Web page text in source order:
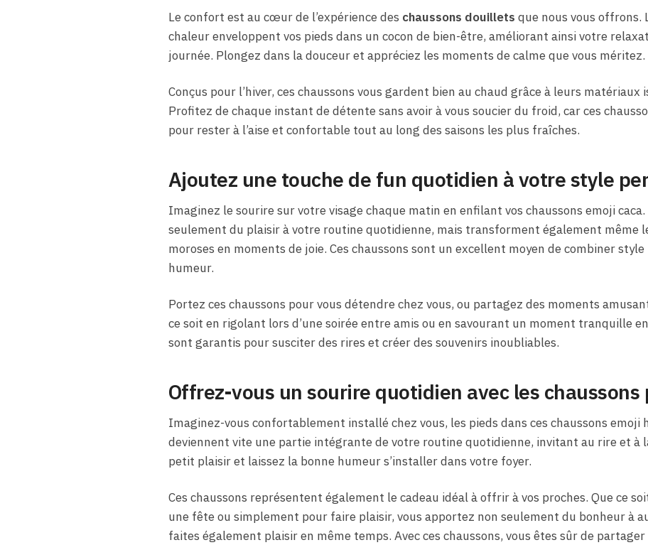
Le confort est au cœur de l’expérience des chaussons douillets que nous vous offrons.
chaleur enveloppent vos pieds dans un cocon de bien-être, améliorant ainsi votre
journée. Plongez dans la douceur et appréciez les moments de calme que vous méritez.
Conçus pour l’hiver, ces chaussons vous gardent bien au chaud grâce à leurs matériaux
Profitez de chaque instant de détente sans avoir à vous soucier du froid, car ces
pour rester à l’aise et confortable tout au long des saisons les plus fraîches.
Ajoutez une touche de fun quotidien à votre style
Imaginez le sourire sur votre visage chaque matin en enfilant vos chaussons emoji
seulement du plaisir à votre routine quotidienne, mais transforment également même
moroses en moments de joie. Ces chaussons sont un excellent moyen de combiner
humeur.
Portez ces chaussons pour vous détendre chez vous, ou partagez des moments
ce soit en rigolant lors d’une soirée entre amis ou en savourant un moment tranquille
sont garantis pour susciter des rires et créer des souvenirs inoubliables.
Offrez-vous un sourire quotidien avec les
Imaginez-vous confortablement installé chez vous, les pieds dans ces chaussons emoji
deviennent vite une partie intégrante de votre routine quotidienne, invitant au rire et à
petit plaisir et laissez la bonne humeur s’installer dans votre foyer.
Ces chaussons représentent également le cadeau idéal à offrir à vos proches. Que ce
une fête ou simplement pour faire plaisir, vous apportez non seulement du bonheur à
faites également plaisir en même temps. Avec ces chaussons, vous êtes sûr de